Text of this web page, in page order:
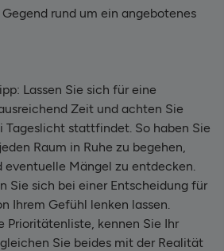
rund um ein angebotenes
Lassen Sie sich für eine
Zeit und achten Sie
Tageslicht stattfindet. So haben Sie
Raum in Ruhe zu begehen,
eventuelle Mängel zu entdecken.
Sie sich bei einer Entscheidung für
Ihrem Gefühl lenken lassen.
Prioritätenliste, kennen Sie Ihr
Sie beides mit der Realität